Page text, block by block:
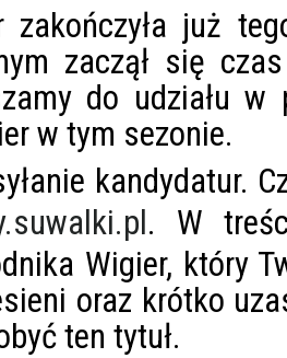
zakończyła już
zaczął się
do udziału
w tym sezonie.
kandydatur.
. W
Wigier, który
oraz krótko
ten tytuł.